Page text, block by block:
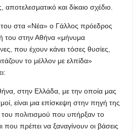
και δίκαιο σχέδιο.
στα «Νέα» ο Γάλλος πρόεδρος
του στην Αθήνα «μήνυμα
που έχουν κάνει τόσες θυσίες,
το μέλλον με ελπίδα»
στην Ελλάδα, με την οποία μας
είναι μια επίσκεψη στην πηγή της
του πολιτισμού που υπήρξαν το
πρέπει να ξαναγίνουν οι βάσεις